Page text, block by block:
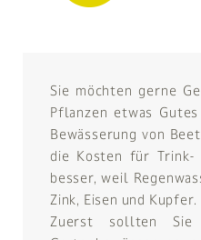
Sie möchten gerne
Pflanzen etwas
Bewässerung von
die Kosten für Trink-
besser, weil
Zink, Eisen und Kupfer.
Zuerst sollten Sie